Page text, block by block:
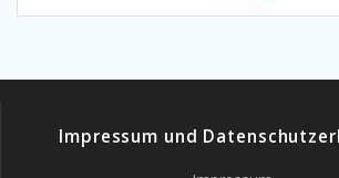
Impressum und